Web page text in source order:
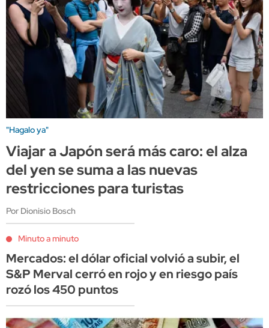
"Hagalo ya"
Viajar a Japón será más caro: el alza
del yen se suma a las nuevas
restricciones para turistas
Por Dionisio Bosch
Minuto a minuto
Mercados: el dólar oficial volvió a subir, el
S&P Merval cerró en rojo y en riesgo país
rozó los 450 puntos